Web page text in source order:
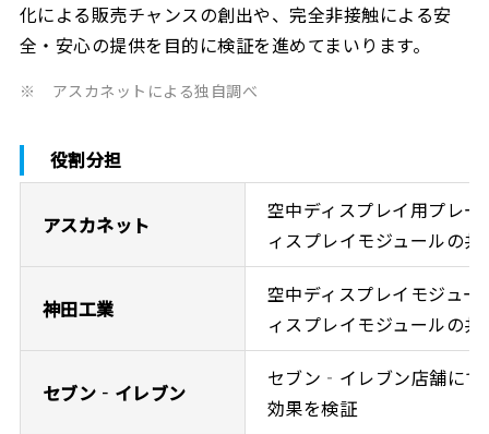
化による販売チャンスの創出や、完全非接触による安
全・安心の提供を目的に検証を進めてまいります。
※ アスカネットによる独自調べ
役割分担
アスカネット
空中ディスプレイ用プレ
ィスプレイモジュールの共
神田工業
空中ディスプレイモジュ
ィスプレイモジュールの共
セブン‐イレブン
セブン‐イレブン店舗にて
効果を検証